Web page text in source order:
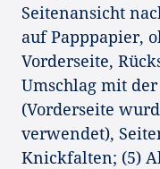
Seitenansicht
auf Papppapier,
Vorderseite,
Umschlag mit
(Vorderseite
verwendet),
Knickfalten; (5)